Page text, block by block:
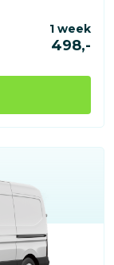
1 week
498,-